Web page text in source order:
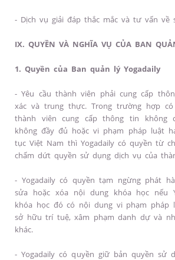
- Dịch vụ giải đáp thắc mắc và tư vấn về
IX. QUYỀN VÀ NGHĨA VỤ CỦA BAN
1. Quyền của Ban quản lý Yogadaily
- Yêu cầu thành viên phải cung cấp
xác và trung thực. Trong trường hợp
thành viên cung cấp thông tin không
không đầy đủ hoặc vi phạm pháp luật
tục Việt Nam thì Yogadaily có quyền từ
chấm dứt quyền sử dụng dịch vụ của
- Yogadaily có quyền tạm ngừng phát
sửa hoặc xóa nội dung khóa học nếu
khóa học đó có nội dung vi phạm pháp
sở hữu trí tuệ, xâm phạm danh dự và
khác.
- Yogadaily có quyền giữ bản quyền sử